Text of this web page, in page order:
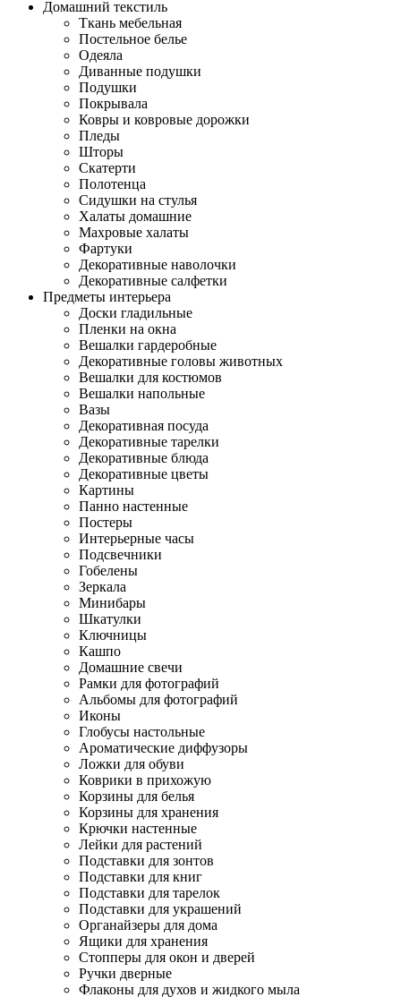
Домашний текстиль
Ткань мебельная
Постельное белье
Одеяла
Диванные подушки
Подушки
Покрывала
Ковры и ковровые дорожки
Пледы
Шторы
Скатерти
Полотенца
Сидушки на стулья
Халаты домашние
Махровые халаты
Фартуки
Декоративные наволочки
Декоративные салфетки
Предметы интерьера
Доски гладильные
Пленки на окна
Вешалки гардеробные
Декоративные головы животных
Вешалки для костюмов
Вешалки напольные
Вазы
Декоративная посуда
Декоративные тарелки
Декоративные блюда
Декоративные цветы
Картины
Панно настенные
Постеры
Интерьерные часы
Подсвечники
Гобелены
Зеркала
Минибары
Шкатулки
Ключницы
Кашпо
Домашние свечи
Рамки для фотографий
Альбомы для фотографий
Иконы
Глобусы настольные
Ароматические диффузоры
Ложки для обуви
Коврики в прихожую
Корзины для белья
Корзины для хранения
Крючки настенные
Лейки для растений
Подставки для зонтов
Подставки для книг
Подставки для тарелок
Подставки для украшений
Органайзеры для дома
Ящики для хранения
Стопперы для окон и дверей
Ручки дверные
Флаконы для духов и жидкого мыла